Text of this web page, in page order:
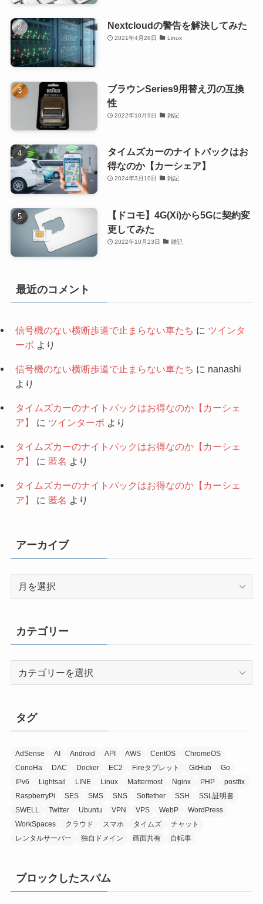
Nextcloudの警告を解決してみた
2021年4月28日 Linux
ブラウンSeries9用替え刃の互換
性
2022年10月9日 雑記
タイムズカーのナイトパックはお
得なのか【カーシェア】
2024年3月10日 雑記
【ドコモ】4G(Xi)から5Gに契約変
更してみた
2022年10月23日 雑記
最近のコメント
信号機のない横断歩道で止まらない車たち に ツインタ
ーボ より
信号機のない横断歩道で止まらない車たち に nanashi
より
タイムズカーのナイトパックはお得なのか【カーシェ
ア】
に ツインターボ より
タイムズカーのナイトパックはお得なのか【カーシェ
ア】
に 匿名 より
タイムズカーのナイトパックはお得なのか【カーシェ
ア】
に 匿名 より
アーカイブ
ブ
カテゴリー
ー
タグ
AdSense AI Android API AWS CentOS
ChromeOS
ConoHa
DAC Docker EC2 Fireタブレット GitHub
Go
IPv6
Lightsail LINE Linux Mattermost Nginx PHP
postfix
RaspberryPi
SES SMS SNS Softether SSH
SSL証明書
SWELL
Twitter Ubuntu VPN VPS WebP
WordPress
WorkSpaces
クラウド スマホ タイムズ
チャット
レンタルサーバー
独自ドメイン 画面共有 自転車
ブロックしたスパム